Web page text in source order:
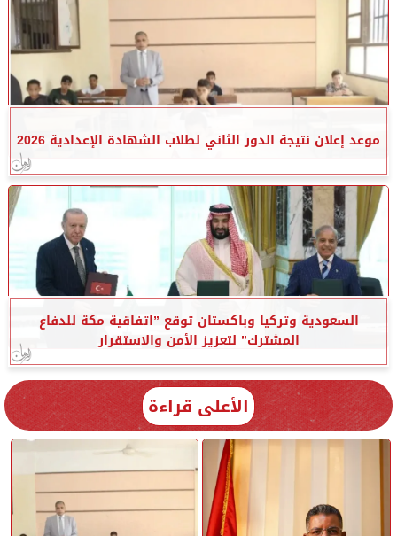
موعد إعلان نتيجة الدور الثاني لطلاب الشهادة الإعدادية 2026
السعودية وتركيا وباكستان توقع ”اتفاقية مكة للدفاع
المشترك” لتعزيز الأمن والاستقرار
الأعلى قراءة